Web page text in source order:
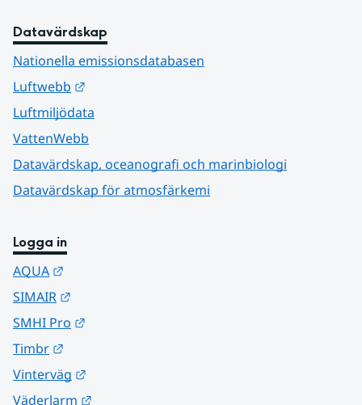
Datavärdskap
Nationella emissionsdatabasen
Luftwebb
Luftmiljödata
VattenWebb
Datavärdskap, oceanografi och marinbiologi
Datavärdskap för atmosfärkemi
Logga in
AQUA
SIMAIR
SMHI Pro
Timbr
Vinterväg
Väderlarm